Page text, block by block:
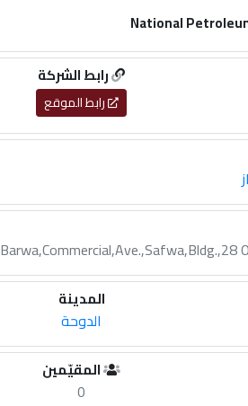
رابط الشركة
رابط الموقع
المدينة
الدوحة
المقيّمين
0